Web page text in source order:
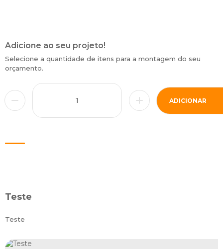
Adicione ao seu projeto!
Selecione a quantidade de itens para a montagem do seu
orçamento.
ADICIONAR
Teste
Teste